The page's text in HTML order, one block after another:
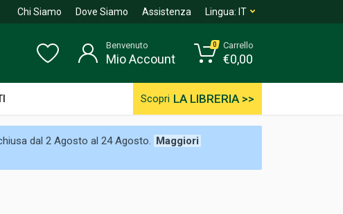
Chi Siamo Dove Siamo Assistenza Lingua: IT
Scopri LA LIBRERIA >>
Benvenuto
Mio Account
0 Carrello
€0,00
dal 2 Agosto al 24 Agosto. Maggiori